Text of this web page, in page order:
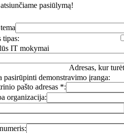
pasiūlymą!
tipas:
IT mokymai
Adresas, kur
pasirūpinti demonstravimo įranga:
pašto adresas *:
organizacija: